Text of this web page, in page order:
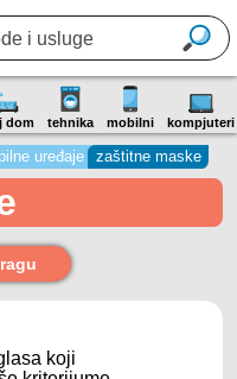
dom tehnika mobilni kompjuteri
uređaje zaštitne maske
koji